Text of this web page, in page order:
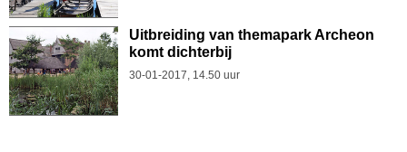
Uitbreiding van themapark Archeon
komt dichterbij
30-01-2017, 14.50 uur